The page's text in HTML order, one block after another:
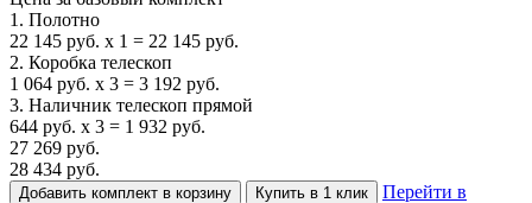
1. Полотно
22 145 руб. x 1 = 22 145 руб.
2. Коробка телескоп
1 064 руб. x 3 = 3 192 руб.
3. Наличник телескоп прямой
644 руб. x 3 = 1 932 руб.
27 269 руб.
28 434 руб.
Добавить комплект в корзину Купить в 1 клик
Перейти в